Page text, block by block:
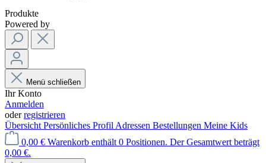
Produkte
Powered by
Menü schließen
Ihr Konto
Anmelden
oderregistrieren
Übersicht Persönliches Profil Adressen Bestellungen Meine Kids
0,00 € Warenkorb enthält 0 Positionen. Der Gesamtwert beträgt
0,00 €.